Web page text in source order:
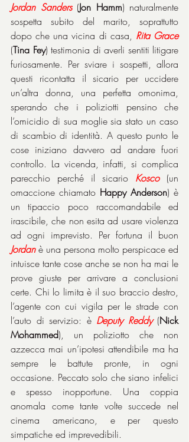
Jordan Sanders (Jon Hamm) naturalmente
sospetta subito del marito, soprattutto
dopo che una vicina di casa, Rita Grace
(Tina Fey) testimonia di averli sentiti litigare
furiosamente. Per sviare i sospetti, allora
questi ricontatta il sicario per uccidere
un’altra donna, una perfetta omonima,
sperando che i poliziotti pensino che
l’omicidio di sua moglie sia stato un caso
di scambio di identità. A questo punto le
cose iniziano davvero ad andare fuori
controllo. La vicenda, infatti, si complica
parecchio perché il sicario Kosco (un
omaccione chiamato Happy Anderson) è
un tipaccio poco raccomandabile ed
irascibile, che non esita ad usare violenza
Jordan è una persona molto perspicace ed
intuisce tante cose anche se non ha mai le
prove giuste per arrivare a conclusioni
certe. Chi lo limita è il suo braccio destro,
l’agente con cui vigila per le strade con
l’auto di servizio: è Deputy Reddy (Nick
Mohammed), un poliziotto che non
azzecca mai un’ipotesi attendibile ma ha
sempre le battute pronte, in ogni
occasione. Peccato solo che siano infelici
e spesso inopportune. Una coppia
anomala come tante volte succede nel
cinema americano, e per questo
simpatiche ed imprevedibili.